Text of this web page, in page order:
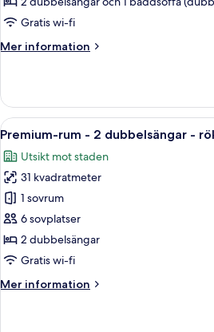
flera
-
staden
Gratis wi-fi
Mer information
Mer
rum
flera
-
utsikt
mot
staden
Öppna
alla
foton
för
Premium-
rum
-
2
-
Ett
9
Premium-rum - 2 dubbelsängar -
Utsikt mot staden
31 kvadratmeter
1 sovrum
6 sovplatser
2 dubbelsängar
Gratis wi-fi
Mer information
Mer